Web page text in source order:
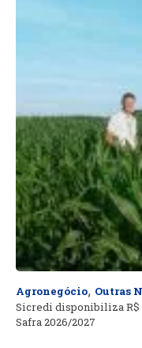
Agronegócio, Outras
Sicredi disponibiliza R$
Safra 2026/2027